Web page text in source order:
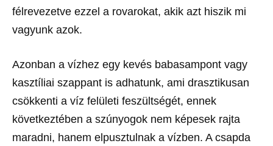
félrevezetve ezzel a rovarokat, akik azt hiszik mi
vagyunk azok.
Azonban a vízhez egy kevés babasampont vagy
kasztíliai szappant is adhatunk, ami drasztikusan
csökkenti a víz felületi feszültségét, ennek
következtében a szúnyogok nem képesek rajta
maradni, hanem elpusztulnak a vízben. A csapda